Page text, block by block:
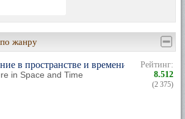
жанру
в пространстве и времени
in Space and Time
Рейтинг:
8.512
(2 375)